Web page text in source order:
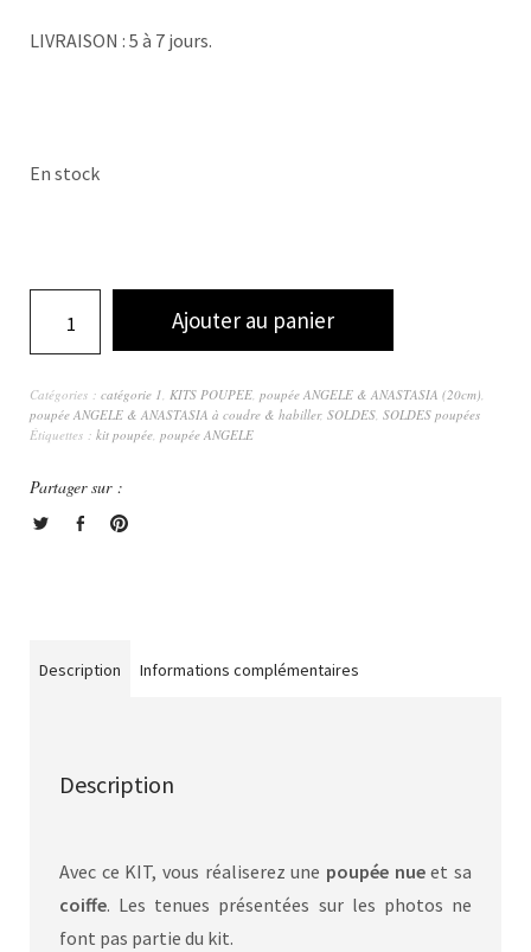
LIVRAISON : 5 à 7 jours.
En stock
Ajouter au panier
Catégories : catégorie 1, KITS POUPEE, poupée ANGELE & ANASTASIA (20cm),
poupée ANGELE & ANASTASIA à coudre & habiller, SOLDES, SOLDES poupées
Étiquettes : kit poupée, poupée ANGELE
Partager sur :
Description Informations complémentaires
Description
Avec ce KIT, vous réaliserez une poupée nueet sa
coiffe. Les tenues présentées sur les photos ne
font pas partie du kit.